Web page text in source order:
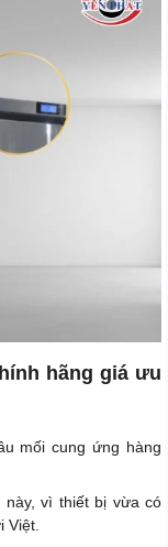
hãng giá ưu
mối cung ứng hàng
này, vì thiết bị vừa có
Việt.